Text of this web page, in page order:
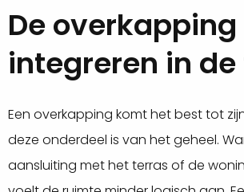
De
integreren in
Een overkapping komt het best tot
deze onderdeel is van het geheel.
aansluiting met het terras of de